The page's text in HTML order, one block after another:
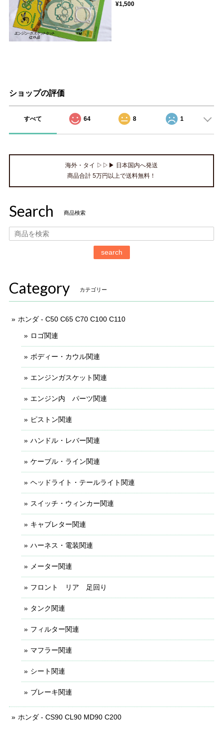
¥1,500
ショップの評価
すべて 64 8 1
海外・タイ ▷▷▶ 日本国内へ発送
商品合計 5万円以上で送料無料！
Search 商品検索
search
Category カテゴリー
ホンダ - C50 C65 C70 C100 C110
ロゴ関連
ボディー・カウル関連
エンジンガスケット関連
エンジン内 パーツ関連
ピストン関連
ハンドル・レバー関連
ケーブル・ライン関連
ヘッドライト・テールライト関連
スイッチ・ウィンカー関連
キャブレター関連
ハーネス・電装関連
メーター関連
フロント リア 足回り
タンク関連
フィルター関連
マフラー関連
シート関連
ブレーキ関連
ホンダ - CS90 CL90 MD90 C200